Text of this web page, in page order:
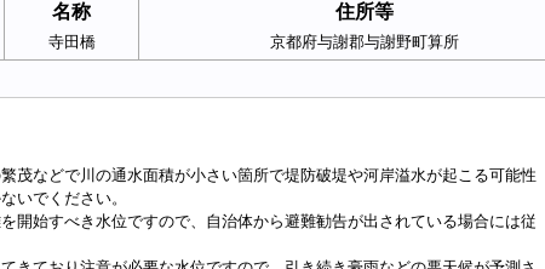
名称 住所等
寺田橋 京都府与謝郡与謝野町算所
茂などで川の通水面積が小さい箇所で堤防破堤や河岸溢水が起こる可能性
いでください。
開始すべき水位ですので、自治体から避難勧告が出されている場合には従